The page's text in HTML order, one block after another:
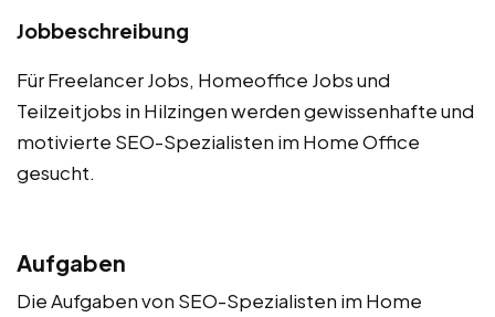
Jobbeschreibung
Für Freelancer Jobs, Homeoffice Jobs und
Teilzeitjobs in Hilzingen werden gewissenhafte und
motivierte SEO-Spezialisten im Home Office
gesucht.
Aufgaben
Die Aufgaben von SEO-Spezialisten im Home